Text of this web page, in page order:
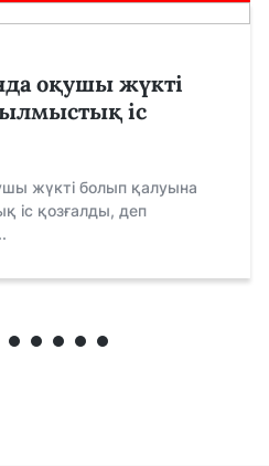
оқушы жүкті
іс
жүкті болып қалуына
іс қозғалды, деп